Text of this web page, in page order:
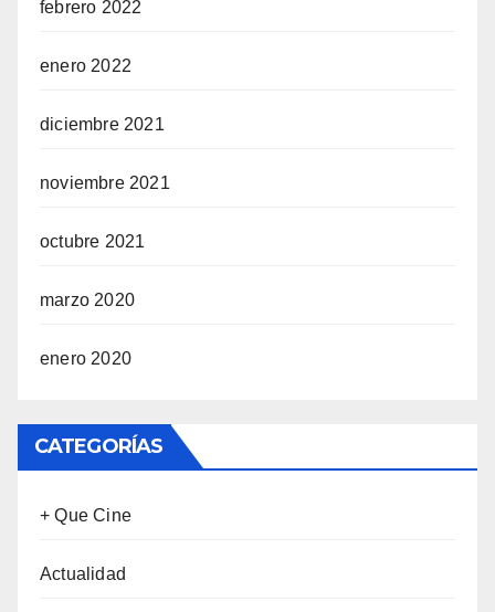
febrero 2022
enero 2022
diciembre 2021
noviembre 2021
octubre 2021
marzo 2020
enero 2020
CATEGORÍAS
+ Que Cine
Actualidad